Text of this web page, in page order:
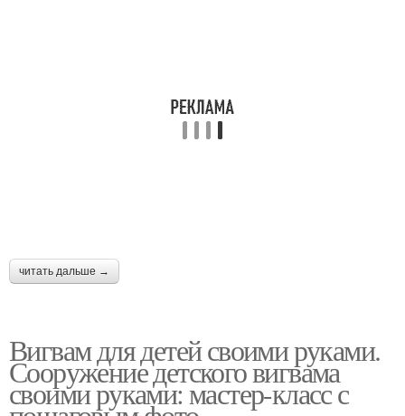
читать дальше →
Вигвам для детей своими руками.
Сооружение детского вигвама
своими руками: мастер-класс с